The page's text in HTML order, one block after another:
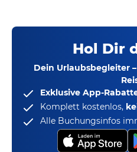
Hol Dir
Dein Urlaubsbegleiter
Exklusive App-
Komplett kostenlos,
Alle Buchungsinfos